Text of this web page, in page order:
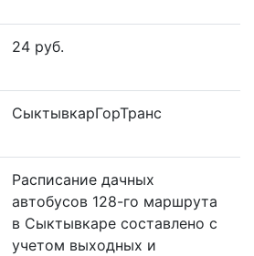
24 руб.
СыктывкарГорТранс
Расписание дачных
автобусов 128-го маршрута
в Сыктывкаре составлено с
учетом выходных и